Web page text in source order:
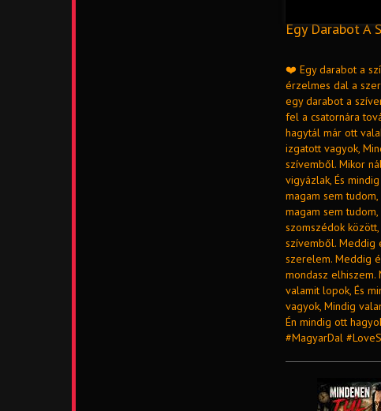
Egy Darabot A
❤️ Egy darabot a
érzelmes dal a
egy darabot a
fel a csatornára
hagytál már ott
izgatott vagyok,
szívemből. Mikor
vigyázlak, És
magam sem
magam sem
szomszédok
szívemből. Meddig
szerelem. Meddig
mondasz
valamit lopok, És
vagyok, Mindig
Én mindig ott
#MagyarDal